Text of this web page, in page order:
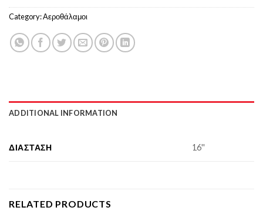
Category:Αεροθάλαμοι
ADDITIONAL INFORMATION
ΔΙΆΣΤΑΣΗ 16''
RELATED PRODUCTS